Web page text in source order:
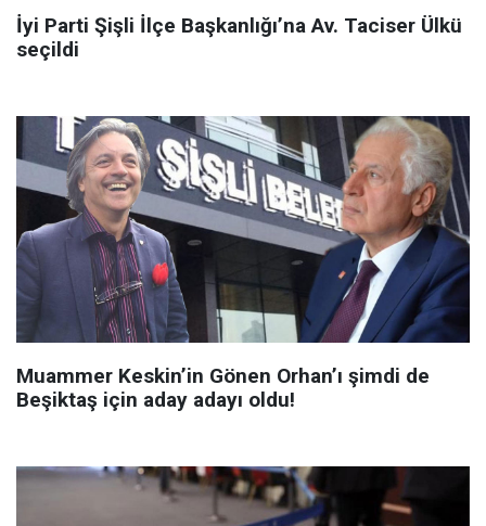
İyi Parti Şişli İlçe Başkanlığı’na Av. Taciser Ülkü
seçildi
Muammer Keskin’in Gönen Orhan’ı şimdi de
Beşiktaş için aday adayı oldu!